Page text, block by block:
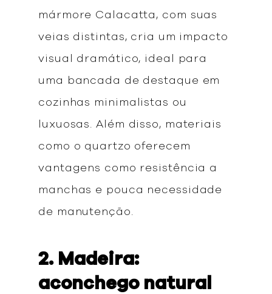
mármore Calacatta, com suas
veias distintas, cria um impacto
visual dramático, ideal para
uma bancada de destaque em
cozinhas minimalistas ou
luxuosas. Além disso, materiais
como o quartzo oferecem
vantagens como resistência a
manchas e pouca necessidade
de manutenção.
2. Madeira:
aconchego natural